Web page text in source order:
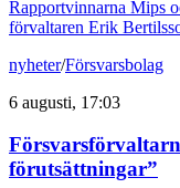
Rapportvinnarna Mips
förvaltaren Erik
nyheter/Försvarsbolag
6 augusti, 17:03
förutsättningar”